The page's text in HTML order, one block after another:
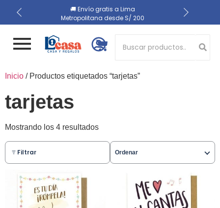
🚚 Envío gratis a Lima
Metropolitana desde S/ 200
🔒 Compra 100% segura
📍 Recojo en almacén el
mismo día
Button 1
Button 2
Inicio / Productos etiquetados “tarjetas”
tarjetas
Mostrando los 4 resultados
Filtrar Ordenar